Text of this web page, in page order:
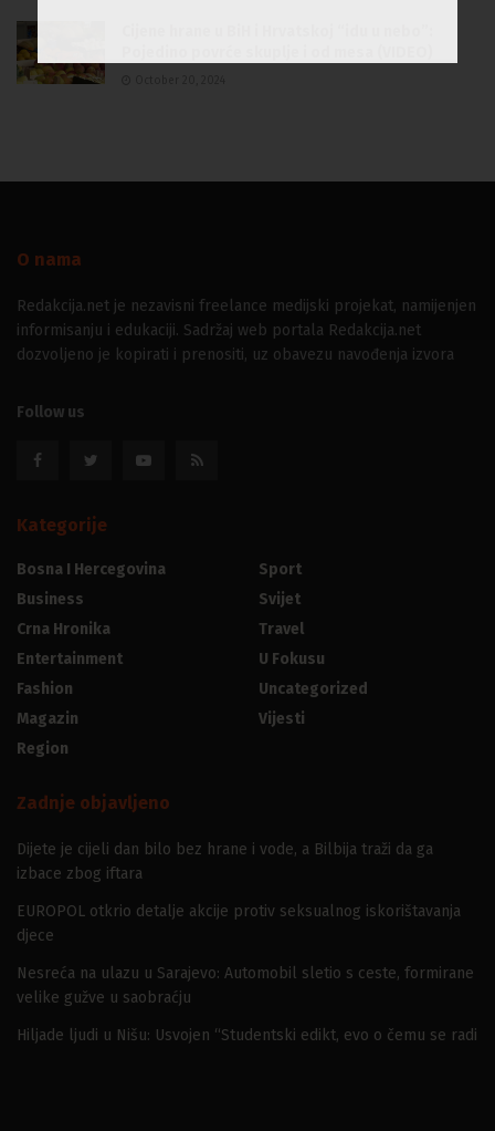
O nama
Redakcija.net je nezavisni freelance medijski projekat, namijenjen
informisanju i edukaciji. Sadržaj web portala Redakcija.net
dozvoljeno je kopirati i prenositi, uz obavezu navođenja izvora
Follow us
Kategorije
Bosna I Hercegovina
Business
Crna Hronika
Entertainment
Fashion
Magazin
Region
Sport
Svijet
Travel
U Fokusu
Uncategorized
Vijesti
Zadnje objavljeno
Dijete je cijeli dan bilo bez hrane i vode, a Bilbija traži da ga
izbace zbog iftara
EUROPOL otkrio detalje akcije protiv seksualnog iskorištavanja
djece
Nesreća na ulazu u Sarajevo: Automobil sletio s ceste, formirane
velike gužve u saobraćju
Hiljade ljudi u Nišu: Usvojen “Studentski edikt, evo o čemu se radi